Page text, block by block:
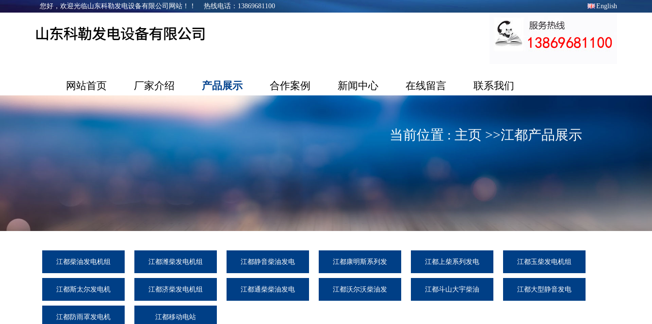
您好，欢迎光临山东科勒发电设备有限公司网站！！ 热线电话：13869681100 English
网站首页 厂家介绍 产品展示 合作案例 新闻中心 在线留言 联系我们
当前位置 : 主页 >>江都产品展示
江都柴油发电机组 江都潍柴发电机组 江都静音柴油发电
机组
江都康明斯系列发
电机组
江都上柴系列发电
机组
江都玉柴发电机组
江都斯太尔发电机
组
江都济柴发电机组 江都通柴柴油发电 江都沃尔沃柴油发 江都斗山大宇柴油 江都大型静音发电
江都防雨罩发电机
江都移动电站